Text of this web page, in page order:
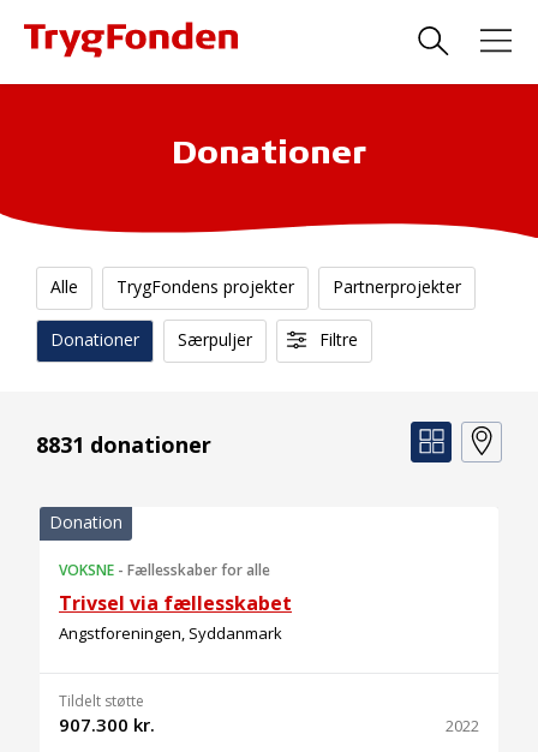
Donationer
Alle TrygFondens projekter Partnerprojekter
Donationer Særpuljer Filtre
8831 donationer
Donation
VOKSNE - Fællesskaber for alle
Trivsel via fællesskabet
Angstforeningen, Syddanmark
Tildelt støtte
907.300 kr. 2022